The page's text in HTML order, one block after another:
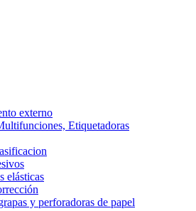
externo
Etiquetadoras
elásticas
y perforadoras de papel